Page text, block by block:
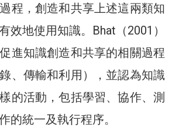
程，創造和共享上述這兩類知
效地使用知識。Bhat（2001）
進知識創造和共享的相關過程
、傳輸和利用），並認為知識
的活動，包括學習、協作、測
的統一及執行程序。